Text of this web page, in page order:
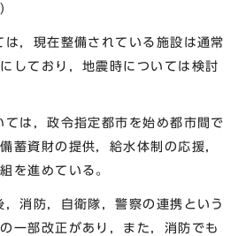
，現在整備されている施設は通常
しており，地震時については検討
は，政令指定都市を始め都市間で
蓄資財の提供，給水体制の応援，
を進めている。
消防，自衛隊，警察の連携という
一部改正があり，また，消防でも